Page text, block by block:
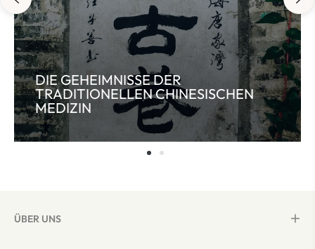
DIE GEHEIMNISSE DER
TRADITIONELLEN CHINESISCHEN
MEDIZIN
ÜBER UNS